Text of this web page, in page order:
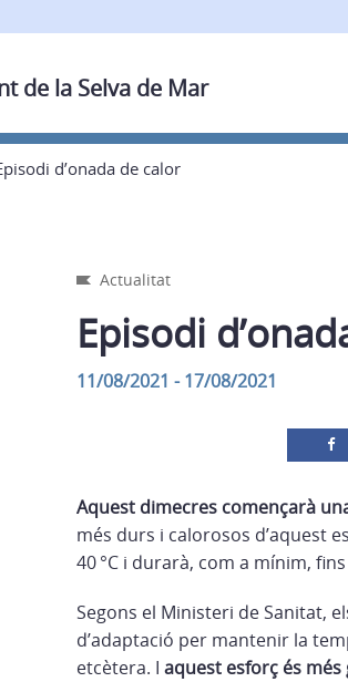
de la Selva de Mar
d’onada de calor
Actualitat
Episodi
11/08/2021 - 17/08/2021
Aquest dimecres començarà
més durs i calorosos d’aquest
40 °C i durarà, com a mínim,
Segons el Ministeri de Sanitat,
d’adaptació per mantenir la
etcètera. I aquest esforç és